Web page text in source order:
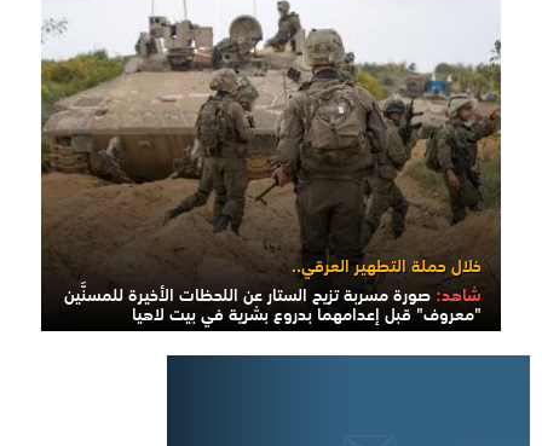
خلال حملة التطهير العرقي..
شاهد:صورة مسربة تزيح الستار عن اللحظات الأخيرة للمسنَّين
"معروف" قبل إعدامهما بدروع بشرية في بيت لاهيا